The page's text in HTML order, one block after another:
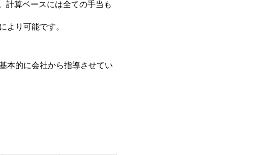
計算ベースには全ての手当も
より可能です。
本的に会社から指導させてい